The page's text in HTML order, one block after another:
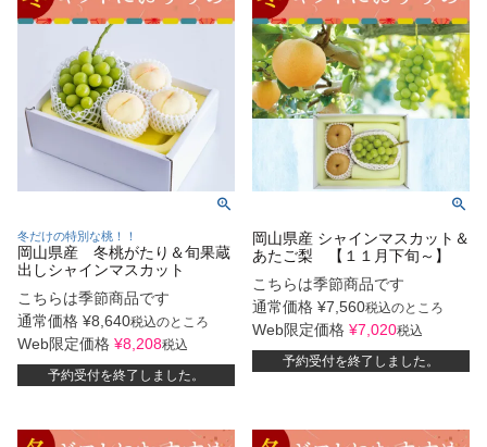
冬だけの特別な桃！！
岡山県産 冬桃がたり＆旬果蔵
出しシャインマスカット
こちらは季節商品です
通常価格 ¥8,640税込のところ
Web限定価格 ¥8,208税込
予約受付を終了しました。
岡山県産 シャインマスカット＆
あたご梨 【１１月下旬～】
こちらは季節商品です
通常価格 ¥7,560税込のところ
Web限定価格 ¥7,020税込
予約受付を終了しました。